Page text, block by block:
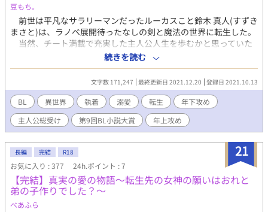
豆もち。
前世は平凡なサラリーマンだったルーカスこと鈴木 真人(すずき
まさと)は、ラノベ展開待ったなしの剣と魔法の世界に転生した。
当然、チート満載で充実した主人公人生を歩むかと思っていた
が、残念ながら主人公は隣人の子生意気な少年だった。 何故
か自分にばかり執着する隣人から逃れようとするも、彼は離して
くれない。 そして何故か、周りにはチーターばかり集まってー
ーーーー？！ 知人を頼りに王都へ行けば、実は貴族だった彼に
溺愛され。 ストーカー隣人が病んで大変だという手紙が頻繁に
親から届く様になる。 「あれ、俺アイツから解放されたんじゃな
かったの？」 「おいでルーカス」 「まさとさん、何で俺から離れ
ようとするの？」 「アイツはやめて俺にしろ」 「俺はそんな展開
望んでねー!!」 凡人ルーカスの受難が今、始まる。 ＊R-15がメ
インになりますが、行為を連想させる描写が増えてきた為、R-15
から18に年齢制限を引き上げました。ご了承下さいませ。
続きを読む
文字数 171,247 最終更新日 2021.12.20 登録日 2021.10.13
BL 異世界 執着 溺愛 転生
年下攻め
主人公総受け
第9回BL小説大賞 年上攻め
21
長編 完結 R18
お気に入り : 377 24h.ポイント : 7
【完結】真実の愛の物語～転生先の女神の願いはおれと
弟の子作りでした？～
べあふら